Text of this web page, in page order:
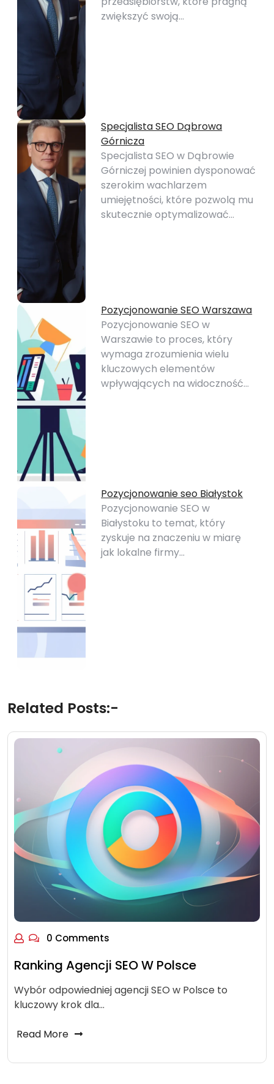
zwiększyć swoją…
Specjalista SEO Dąbrowa
Górnicza
Specjalista SEO w Dąbrowie
Górniczej powinien dysponować
szerokim wachlarzem
umiejętności, które pozwolą mu
skutecznie optymalizować…
Pozycjonowanie SEO Warszawa
Pozycjonowanie SEO w
Warszawie to proces, który
wymaga zrozumienia wielu
kluczowych elementów
wpływających na widoczność…
Pozycjonowanie seo Białystok
Pozycjonowanie SEO w
Białystoku to temat, który
zyskuje na znaczeniu w miarę
jak lokalne firmy…
Related Posts:-
0 Comments
Ranking Agencji SEO W Polsce
Wybór odpowiedniej agencji SEO w Polsce to
kluczowy krok dla…
Read More